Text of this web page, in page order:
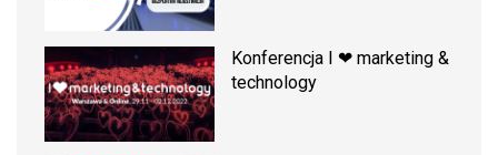
Konferencja I ❤ marketing &
technology